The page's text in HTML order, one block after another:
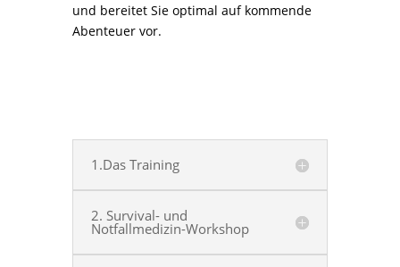
und bereitet Sie optimal auf kommende
Abenteuer vor.
1.Das Training
2. Survival- und
Notfallmedizin-Workshop